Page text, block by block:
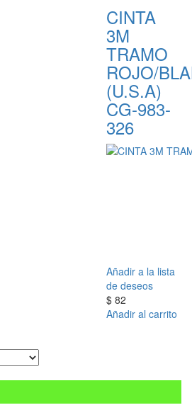
CINTA
3M
TRAMO
ROJO/
(U.S.A)
CG-983-
326
Añadir a la lista
de deseos
$ 82
Añadir al carrito